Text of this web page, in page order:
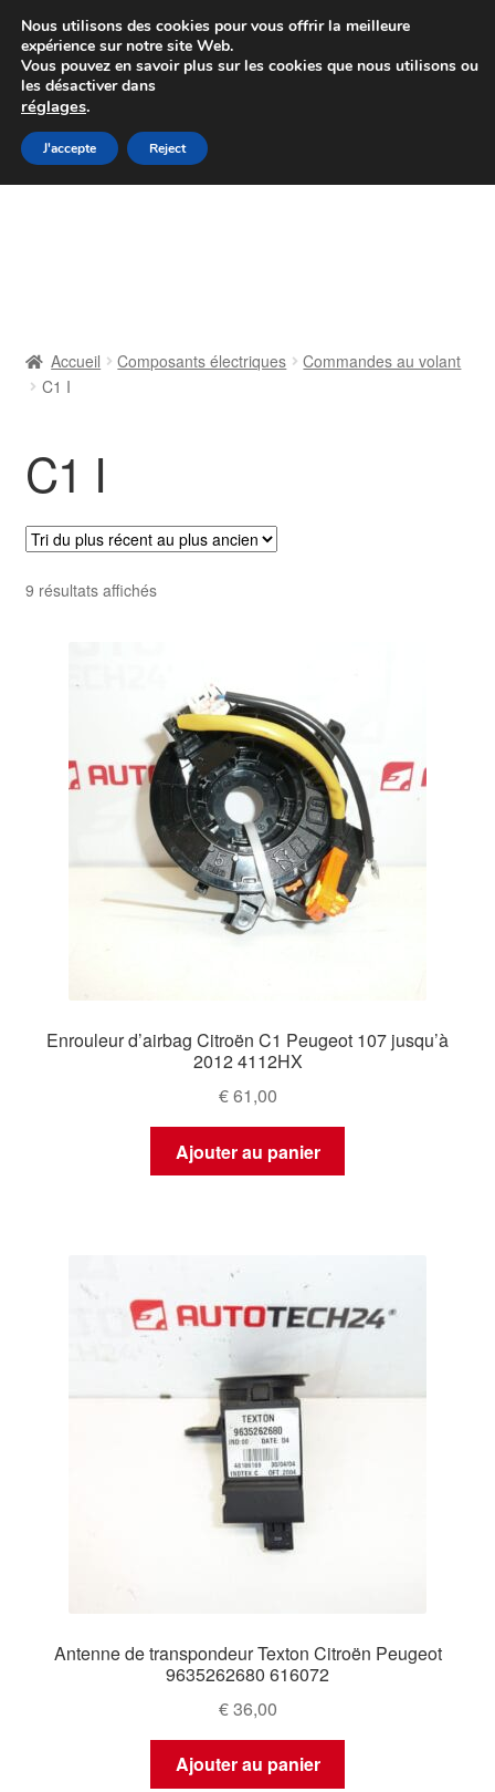
Colissimo livraison à partir de 7 EUR
Du lundi au vendredi de 9 h à 16 h
Aller
à
Aller
au
Contact
Livraison
Panier
Politique de confidentialité
Procédure de Réclamation
Termes et conditions
Accueil Composants électriques
Commandes au volant
C1 I
C1 I
9 résultats affichésTrié
plus
ancien
Enrouleur d’airbag Citroën C1 Peugeot 107 jusqu’à
2012 4112HX
€61,00
Ajouter au panier
Antenne de transpondeur Texton Citroën Peugeot
9635262680 616072
€36,00
Ajouter au panier
Nous utilisons des cookies pour vous offrir la meilleure
expérience sur notre site Web.
Vous pouvez en savoir plus sur les cookies que nous utilisons ou
les désactiver dans
réglages.
J'accepte Reject